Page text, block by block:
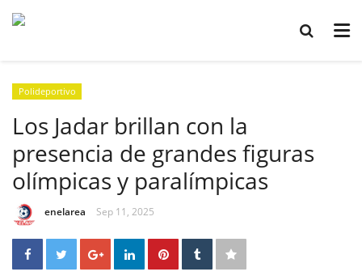
Polideportivo
Los Jadar brillan con la
presencia de grandes figuras
olímpicas y paralímpicas
enelarea Sep 11, 2025